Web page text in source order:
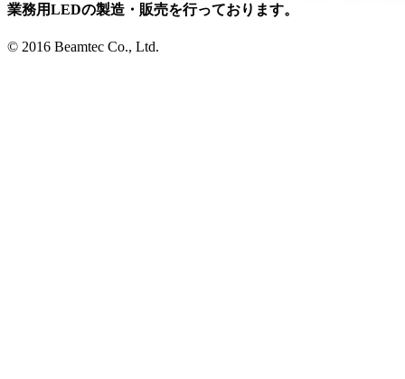
業務用LEDの製造・販売を行っております。
© 2016 Beamtec Co., Ltd.